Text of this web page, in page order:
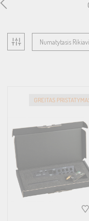
Numatytasis
GREITAS